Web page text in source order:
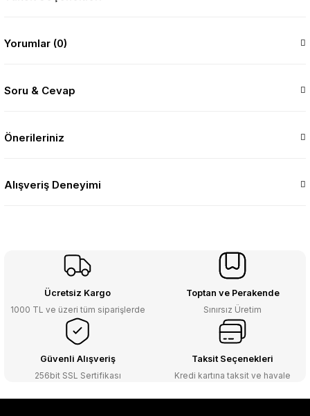
Yorumlar (0)
Soru & Cevap
Önerileriniz
Alışveriş Deneyimi
Ücretsiz Kargo
1000 TL ve üzeri tüm siparişlerde
Toptan ve Perakende
Sınırsız Üretim
Güvenli Alışveriş
256bit SSL Sertifikası
Taksit Seçenekleri
Kredi kartına taksit ve havale